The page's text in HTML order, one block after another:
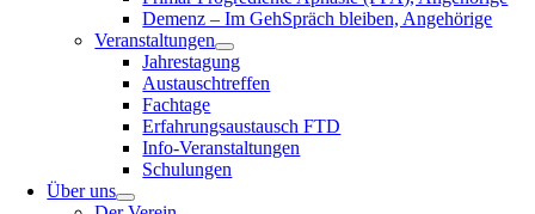
Demenz – Im GehSpräch bleiben, Angehörige
Veranstaltungen
Jahrestagung
Austauschtreffen
Fachtage
Erfahrungsaustausch FTD
Info-Veranstaltungen
Schulungen
Über uns